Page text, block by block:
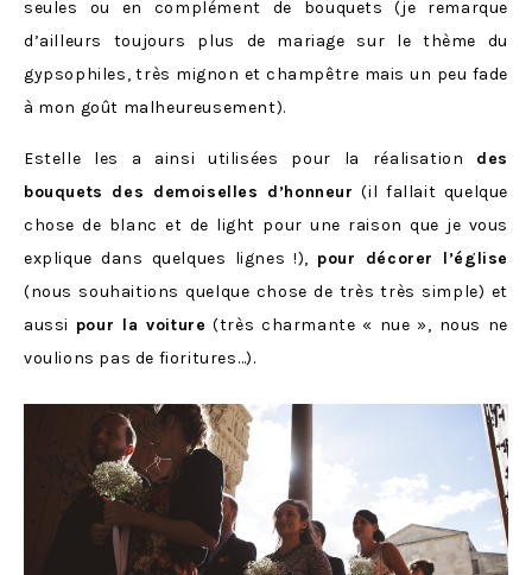
seules ou en complément de bouquets (je remarque
d’ailleurs toujours plus de mariage sur le thème du
gypsophiles, très mignon et champêtre mais un peu fade
à mon goût malheureusement).
Estelle les a ainsi utilisées pour la réalisation des
bouquets des demoiselles d’honneur (il fallait quelque
chose de blanc et de light pour une raison que je vous
explique dans quelques lignes !), pour décorer l’église
(nous souhaitions quelque chose de très très simple) et
aussi pour la voiture (très charmante « nue », nous ne
voulions pas de fioritures…).